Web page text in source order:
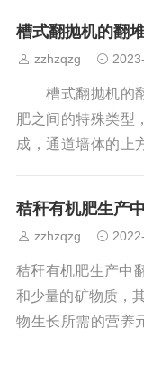
被嚼过的甘蔗渣
开。内蒙古牧民发
福建农科所做过实
8.5以上，碱性大
直像给微生物上
柱，她说这招能
EM菌配纤维素酶
底，两分解酶助兴
菌液送进粪堆毛细
炒栗子，中期三天
槽式翻抛机的翻
zzhzqzg
槽式翻抛机的翻
肥之间的特殊类型
成，通道墙体的上
翻堆动作的系统
翻堆设备→ 行走
得从翻堆机前后经
以防发生意外。
油。 ③翻堆时，
秸秆有机肥生产
zzhzqzg
秸秆有机肥生产中
和少量的矿物质，
物生长所需的营养